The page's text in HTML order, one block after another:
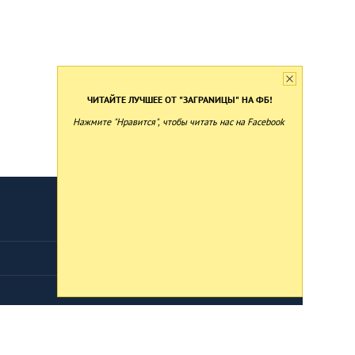
ЧИТАЙТЕ ЛУЧШЕЕ ОТ "ЗАГРАNИЦЫ" НА ФБ!
Нажмите "Нравится", чтобы читать нас на Facebook